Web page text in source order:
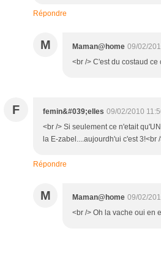
Répondre
M Maman@home 09/02/
<br /> C'est du costaud ce
F femin&#039;elles 09/02/2010
<br /> Si seulement ce n'etait
la E-zabel....aujourdh'ui c'est 3!<br
Répondre
M Maman@home 09/02/
<br /> Oh la vache oui en